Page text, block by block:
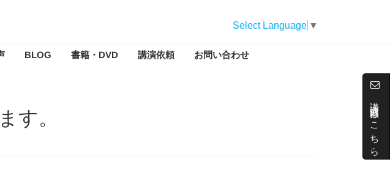
講演依頼はこちら
Select Language ▼
BLOG 書籍・DVD 講演依頼 お問い合わせ
す。